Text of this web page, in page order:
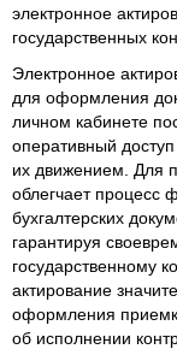
электронное
государственных
Электронное
для оформления
личном кабинете
оперативный
их движением. Для
облегчает процесс
бухгалтерских
гарантируя
государственному
актирование
оформления
об исполнении